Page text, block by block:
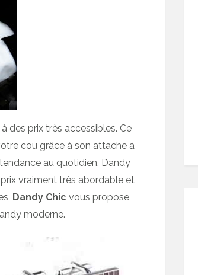
des prix très accessibles. Ce
cou grâce à son attache à
au quotidien. Dandy
vraiment très abordable et
Dandy Chic vous propose
moderne.